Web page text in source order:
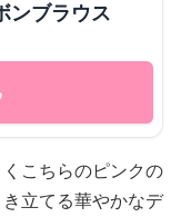
ンブラウス
こちらのピンクの
立てる華やかなデ